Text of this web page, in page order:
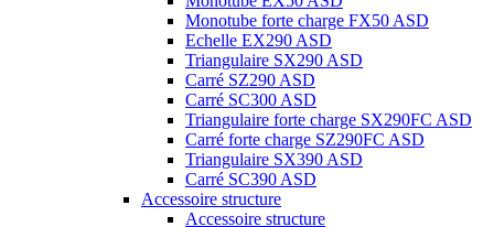
Monotube forte charge FX50 ASD
Echelle EX290 ASD
Triangulaire SX290 ASD
Carré SZ290 ASD
Carré SC300 ASD
Triangulaire forte charge SX290FC ASD
Carré forte charge SZ290FC ASD
Triangulaire SX390 ASD
Carré SC390 ASD
Accessoire structure
Accessoire structure